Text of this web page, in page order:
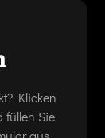
Klicken
füllen Sie